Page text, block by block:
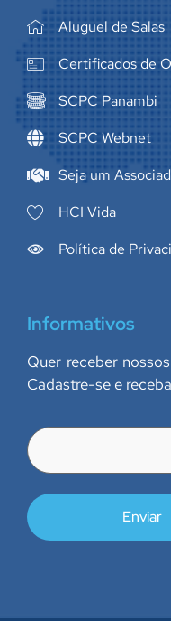
Aluguel de Salas
Certificados de
SCPC Panambi
SCPC Webnet
Seja um
HCI Vida
Política de
Informativos
Quer receber
Cadastre-se e
E-
mail
(obrigatório)